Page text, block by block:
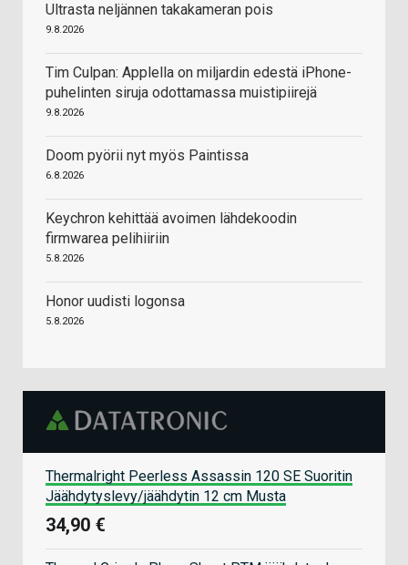
Ultrasta neljännen takakameran pois
9.8.2026
Tim Culpan: Applella on miljardin edestä iPhone-
puhelinten siruja odottamassa muistipiirejä
9.8.2026
Doom pyörii nyt myös Paintissa
6.8.2026
Keychron kehittää avoimen lähdekoodin
firmwarea pelihiiriin
5.8.2026
Honor uudisti logonsa
5.8.2026
Thermalright Peerless Assassin 120 SE Suoritin
Jäähdytyslevy/jäähdytin 12 cm Musta
34,90 €